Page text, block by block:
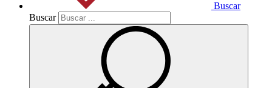
Buscar
Buscar